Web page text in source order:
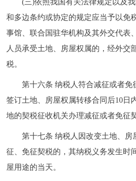
(三)依照我国有关法律规定以及我
和多边条约或协定的规定应当予以免
事馆、联合国驻华机构及其外交代表
人员承受土地、房屋权属的，经外交
税。
第十六条 纳税人符合减征或者免
签订土地、房屋权属转移合同后10日
地的契税征收机关办理减征或者免征
第十七条 纳税人因改变土地、房
征、免征契税的，其纳税义务发生时
屋用途的当天。